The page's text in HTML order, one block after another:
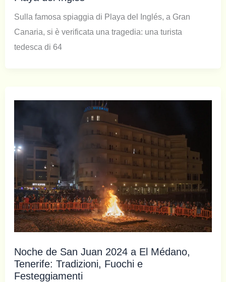
Sulla famosa spiaggia di Playa del Inglés, a Gran
Canaria, si è verificata una tragedia: una turista
tedesca di 64
Noche de San Juan 2024 a El Médano,
Tenerife: Tradizioni, Fuochi e
Festeggiamenti